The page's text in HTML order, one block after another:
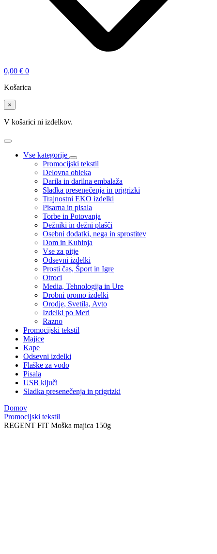
0,00 € 0
Košarica
×
V košarici ni izdelkov.
Vse kategorije
Promocijski tekstil
Delovna obleka
Darila in darilna embalaža
Sladka presenečenja in prigrizki
Trajnostni EKO izdelki
Pisarna in pisala
Torbe in Potovanja
Dežniki in dežni plašči
Osebni dodatki, nega in sprostitev
Dom in Kuhinja
Vse za pitje
Odsevni izdelki
Prosti čas, Šport in Igre
Otroci
Media, Tehnologija in Ure
Drobni promo izdelki
Orodje, Svetila, Avto
Izdelki po Meri
Razno
Promocijski tekstil
Majice
Kape
Odsevni izdelki
Flaške za vodo
Pisala
USB ključi
Sladka presenečenja in prigrizki
Domov
Promocijski tekstil
REGENT FIT Moška majica 150g